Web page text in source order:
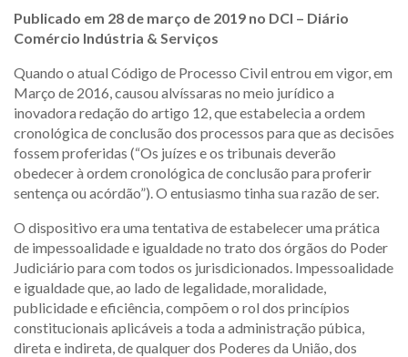
Publicado em 28 de março de 2019 no DCI – Diário
Comércio Indústria & Serviços
Quando o atual Código de Processo Civil entrou em vigor, em
Março de 2016, causou alvíssaras no meio jurídico a
inovadora redação do artigo 12, que estabelecia a ordem
cronológica de conclusão dos processos para que as decisões
fossem proferidas (“Os juízes e os tribunais deverão
obedecer à ordem cronológica de conclusão para proferir
sentença ou acórdão”). O entusiasmo tinha sua razão de ser.
O dispositivo era uma tentativa de estabelecer uma prática
de impessoalidade e igualdade no trato dos órgãos do Poder
Judiciário para com todos os jurisdicionados. Impessoalidade
e igualdade que, ao lado de legalidade, moralidade,
publicidade e eficiência, compõem o rol dos princípios
constitucionais aplicáveis a toda a administração púbica,
direta e indireta, de qualquer dos Poderes da União, dos